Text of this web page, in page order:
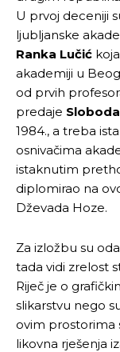
U prvoj deceniji
ljubljanske
Ranka Lučić
akademiji u
od prvih
predaje
1984., a treba
osnivačima
istaknutim
diplomirao na
Dževada Hoze.
Za izložbu su
tada vidi zrelost
Riječ je o
slikarstvu nego
ovim prostorima
likovna rješenja